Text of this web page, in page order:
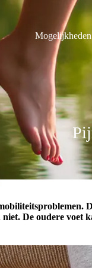
Mogelijkheden
De oudere voet